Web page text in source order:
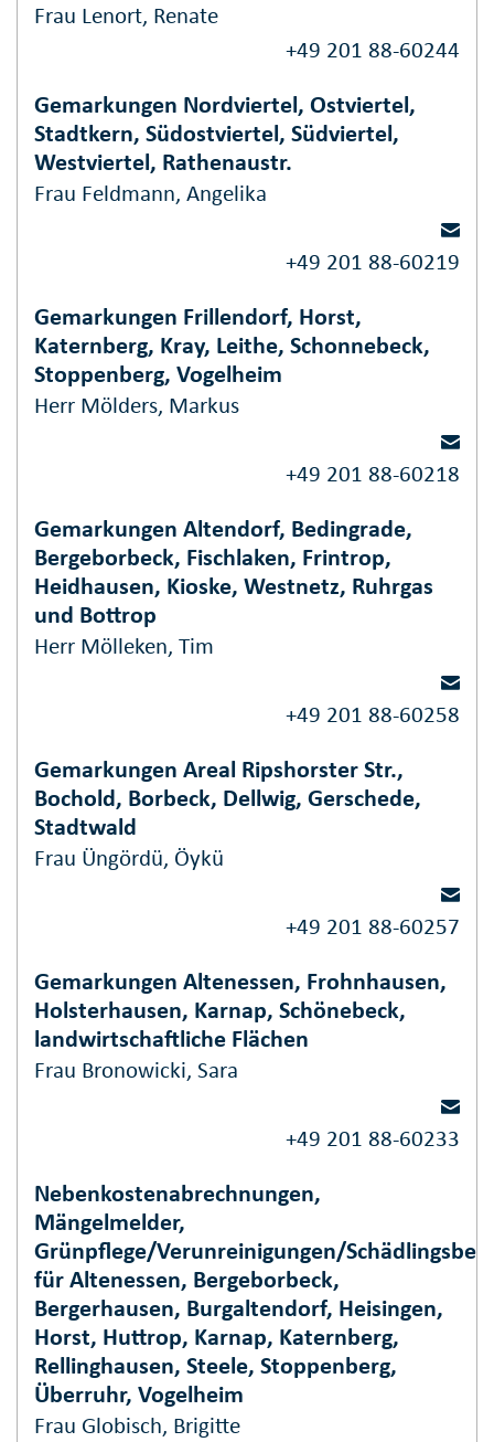
Frau Lenort, Renate
+49 201 88-60244
Gemarkungen Nordviertel, Ostviertel,
Stadtkern, Südostviertel, Südviertel,
Westviertel, Rathenaustr.
Frau Feldmann, Angelika
+49 201 88-60219
Gemarkungen Frillendorf, Horst,
Katernberg, Kray, Leithe, Schonnebeck,
Stoppenberg, Vogelheim
Herr Mölders, Markus
+49 201 88-60218
Gemarkungen Altendorf, Bedingrade,
Bergeborbeck, Fischlaken, Frintrop,
Heidhausen, Kioske, Westnetz, Ruhrgas
und Bottrop
Herr Mölleken, Tim
+49 201 88-60258
Gemarkungen Areal Ripshorster Str.,
Bochold, Borbeck, Dellwig, Gerschede,
Stadtwald
Frau Üngördü, Öykü
+49 201 88-60257
Gemarkungen Altenessen, Frohnhausen,
Holsterhausen, Karnap, Schönebeck,
landwirtschaftliche Flächen
Frau Bronowicki, Sara
+49 201 88-60233
Nebenkostenabrechnungen,
Mängelmelder,
Grünpflege/Verunreinigungen/
für Altenessen, Bergeborbeck,
Bergerhausen, Burgaltendorf, Heisingen,
Horst, Huttrop, Karnap, Katernberg,
Rellinghausen, Steele, Stoppenberg,
Überruhr, Vogelheim
Frau Globisch, Brigitte